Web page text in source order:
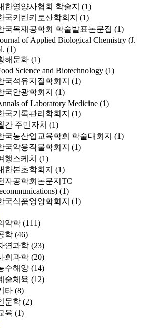
한영양사협회 학술지 (1)
국키틴키토산학회지 (1)
국목재공학회 학술발표논문집 (1)
of Applied Biological Chemistry (J.
(1)
해문화 (1)
Science and Biotechnology (1)
국석유지질학회지 (1)
국안광학회지 (1)
of Laboratory Medicine (1)
국기록관리학회지 (1)
간 주민자치 (1)
국농산업교육학회 학술대회지 (1)
국약용작물학회지 (1)
행스케치 (1)
한본초학회지 (1)
자공학회논문지TC
(1)
국식품영양학회지 (1)
약학 (111)
학 (46)
연과학 (23)
회과학 (20)
수해양 (14)
술체육 (12)
타 (8)
문학 (2)
육 (1)